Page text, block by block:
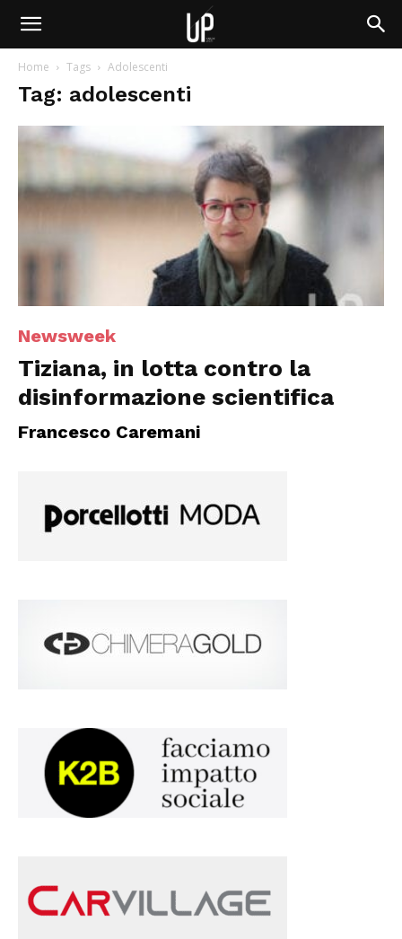
Home Tags Adolescenti
Tag: adolescenti
Newsweek
Tiziana, in lotta contro la
disinformazione scientifica
Francesco Caremani